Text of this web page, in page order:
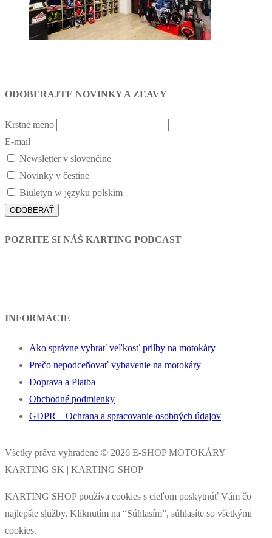
ODOBERAJTE NOVINKY A ZĽAVY
Krstné meno
E-mail
Newsletter v slovenčine
Novinky v čestine
Biuletyn w języku polskim
POZRITE SI NÁŠ KARTING PODCAST
INFORMÁCIE
Ako správne vybrať veľkosť prilby na motokáry
Prečo nepodceňovať vybavenie na motokáry
Doprava a Platba
Obchodné podmienky
GDPR – Ochrana a spracovanie osobných údajov
Všetky práva vyhradené © 2026 E-SHOP MOTOKÁRY
KARTING SK | KARTING SHOP
KARTING SHOP používa cookies s cieľom poskytnúť Vám čo
najlepšie služby. Kliknutím na “Súhlasím”, súhlasíte so všetkými
cookies.